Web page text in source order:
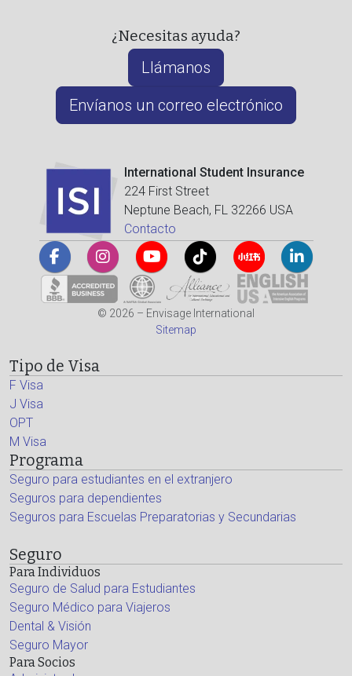
¿Necesitas ayuda?
Llámanos
Envíanos un correo electrónico
International Student Insurance
224 First Street
Neptune Beach, FL 32266 USA
Contacto
© 2026 – Envisage International
Sitemap
Tipo de Visa
F Visa
J Visa
OPT
M Visa
Programa
Seguro para estudiantes en el extranjero
Seguros para dependientes
Seguros para Escuelas Preparatorias y Secundarias
Seguro
Para Individuos
Seguro de Salud para Estudiantes
Seguro Médico para Viajeros
Dental & Visión
Seguro Mayor
Para Socios